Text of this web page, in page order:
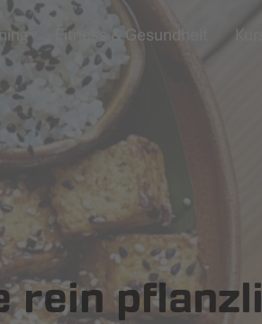
Fitness & Gesundheit
rein